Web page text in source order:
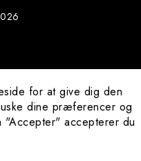
for at give dig den
dine præferencer og
"Accepter" accepterer du